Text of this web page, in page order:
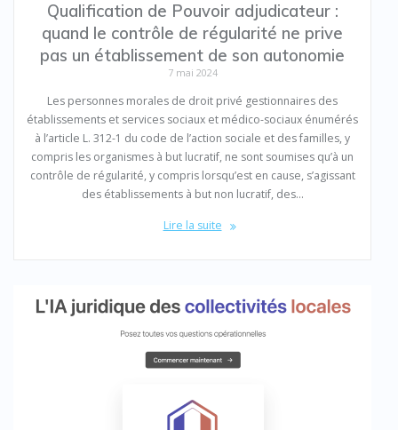
Qualification de Pouvoir adjudicateur :
quand le contrôle de régularité ne prive
pas un établissement de son autonomie
7 mai 2024
Les personnes morales de droit privé gestionnaires des
établissements et services sociaux et médico-sociaux énumérés
à l’article L. 312-1 du code de l’action sociale et des familles, y
compris les organismes à but lucratif, ne sont soumises qu’à un
contrôle de régularité, y compris lorsqu’est en cause, s’agissant
des établissements à but non lucratif, des…
Lire la suite